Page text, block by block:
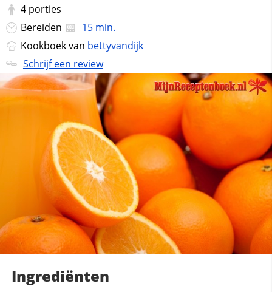
4 porties
Bereiden
15 min.
Kookboek van bettyvandijk
Schrijf een review
Ingrediënten